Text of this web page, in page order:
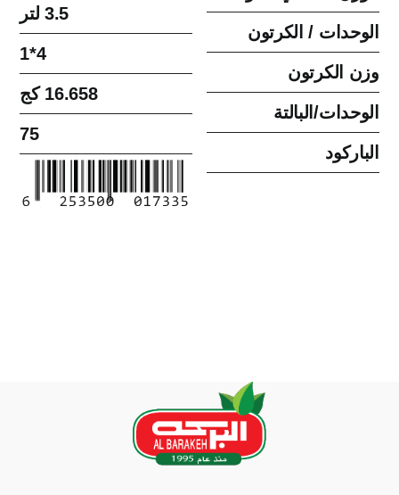
الوحدات / الكرتون
وزن الكرتون
الوحدات/البالتة
الباركود
3.5 لتر
4*1
16.658 كج
75